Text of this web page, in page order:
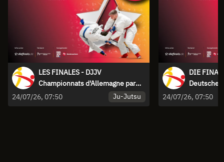
LES FINALES - DJJV
Championnats d'Allemagne par
équipes BJJ, DUO & Fighting
24/07/26, 07:50 Ju-Jutsu
DIE
Deutsche
BJJ, DUO
24/07/26, 07:50